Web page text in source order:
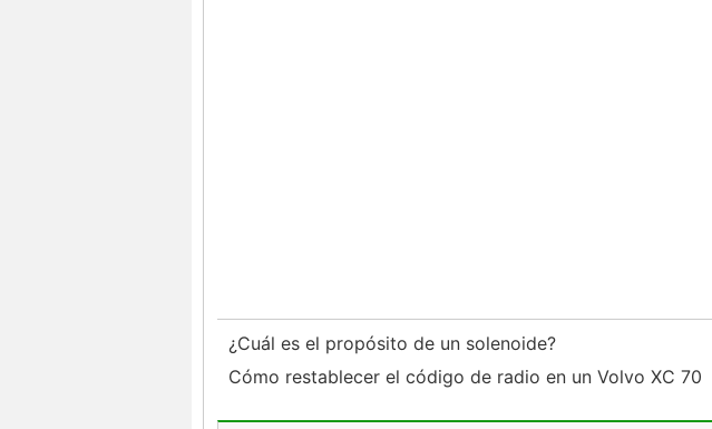
¿Cuál es el propósito de un solenoide?
Cómo restablecer el código de radio en un Volvo XC 70